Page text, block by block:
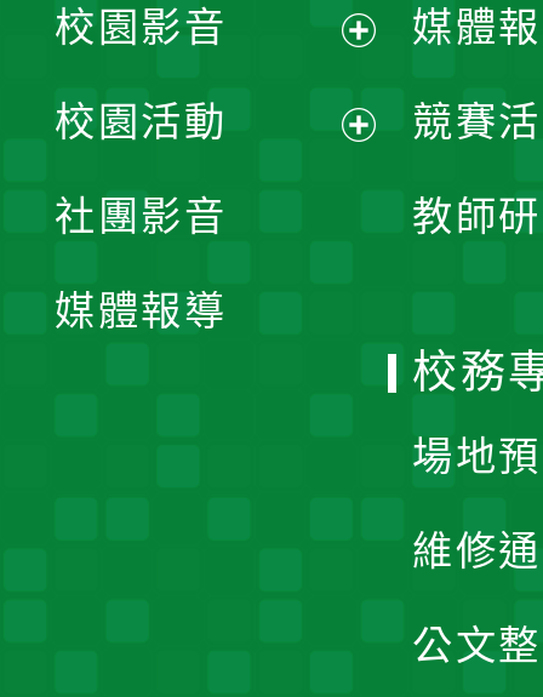
媒體
競賽
教師
校園影音
開
校園活動
社團影音
媒體報導
校務
場地
維修
公文